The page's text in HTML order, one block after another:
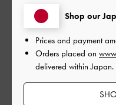
このレ
Shop our
Prices and payment
Orders placed on
delivered within Japan.